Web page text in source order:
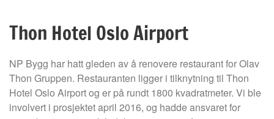
Thon Hotel Oslo Airport
NP Bygg har hatt gleden av å renovere restaurant for Olav
Thon Gruppen. Restauranten ligger i tilknytning til Thon
Hotel Oslo Airport og er på rundt 1800 kvadratmeter. Vi ble
involvert i prosjektet april 2016, og hadde ansvaret for